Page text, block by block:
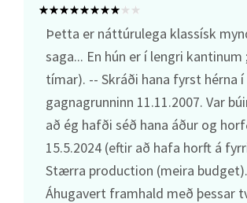
Þetta er náttúrulega klassísk
saga... En hún er í lengri kantinum
tímar). -- Skráði hana fyrst hérna í
gagnagrunninn 11.11.2007. Var
að ég hafði séð hana áður og
15.5.2024 (eftir að hafa horft á
Stærra production (meira
Áhugavert framhald með þessar